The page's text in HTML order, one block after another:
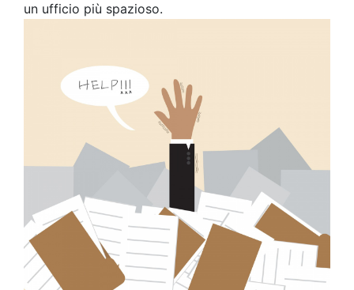
un ufficio più spazioso.